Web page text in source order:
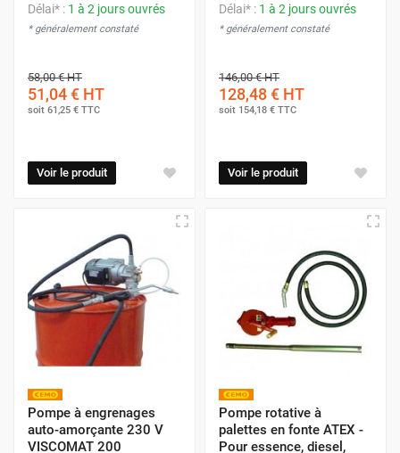
Délai* : 1 à 2 jours ouvrés
* généralement constaté
58,00 €HT
51,04 € HT
soit 61,25 € TTC
Voir le produit
Délai* : 1 à 2 jours ouvrés
* généralement constaté
146,00 €HT
128,48 € HT
soit 154,18 € TTC
Voir le produit
Pompe à engrenages
auto-amorçante 230 V
VISCOMAT 200
Pompe rotative à
palettes en fonte ATEX -
Pour essence, diesel,